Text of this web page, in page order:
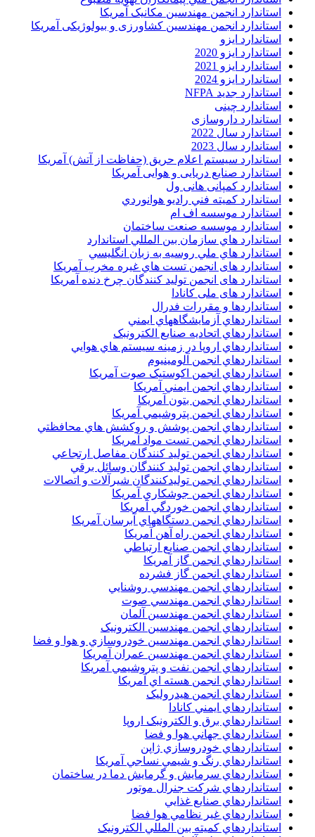
استاندارد انجمن مهندسين مکانيک آمريکا
استاندارد انجمن مهندسین کشاورزی و بیولوژیکی آمریکا
استاندارد ایزو
استاندارد ایزو 2020
استاندارد ایزو 2021
استاندارد ایزو 2024
استاندارد جدید NFPA
استاندارد چینی
استاندارد داروسازی
استاندارد سال 2022
استاندارد سال 2023
استاندارد سیستم اعلام حریق (حفاظت از آتش) آمریکا
استاندارد صنایع دریایی و هوایی آمریکا
استاندارد کمپانی هانی ول
استاندارد کميته فني راديو هوانوردي
استاندارد موسسه اف ام
استاندارد موسسه صنعت ساختمان
استاندارد هاي سازمان بين المللي استاندارد
استاندارد هاي ملي روسيه به زبان انگليسي
استاندارد های انجمن تست هاي غيره مخرب آمريکا
استاندارد های انجمن توليد کنندگان چرخ دنده آمريکا
استاندارد های ملی کانادا
استانداردها و مقررات فدرال
استانداردهاي آزمايشگاههاي ايمني
استانداردهاي اتحاديه صنايع الکترونبک
استانداردهاي اروپا در زمينه سيستم هاي هوايي
استانداردهاي انجمن آلومينيوم
استانداردهاي انجمن اکوستيک صوت آمريکا
استانداردهاي انجمن ايمني آمريکا
استانداردهاي انجمن بتون آمريکا
استانداردهاي انجمن پتروشيمي آمريکا
استانداردهاي انجمن پوشش و روکشش هاي محافظتي
استانداردهاي انجمن تست مواد آمريکا
استانداردهاي انجمن توليد کنندگان مفاصل ارتجاعي
استانداردهاي انجمن توليد کنندگان وسائل برقي
استانداردهاي انجمن توليدکنندگان شيرآلات و اتصالات
استانداردهاي انجمن جوشکاري آمريکا
استانداردهاي انجمن خوردگي آمريکا
استانداردهاي انجمن دستگاههاي آبرسان آمريکا
استانداردهاي انجمن راه آهن آمريکا
استانداردهاي انجمن صنايع ارتباطي
استانداردهاي انجمن گاز آمريکا
استانداردهاي انجمن گاز فشرده
استانداردهاي انجمن مهندسي روشنايي
استانداردهاي انجمن مهندسي صوت
استانداردهاي انجمن مهندسين آلمان
استانداردهاي انجمن مهندسين الکترونيک
استانداردهاي انجمن مهندسين خودروسازي و هوا و فضا
استانداردهاي انجمن مهندسين عمران آمريکا
استانداردهاي انجمن نفت و پتروشيمي آمريکا
استانداردهاي انجمن هسته اي آمريکا
استانداردهاي انجمن هيدروليک
استانداردهاي ايمني کانادا
استانداردهاي برق و الکترونبک اروپا
استانداردهاي جهاني هوا و فضا
استانداردهاي خودروسازي ژاپن
استانداردهاي رنگ و شيمي نساجي آمريکا
استانداردهاي سرمايش و گرمايش دما در ساختمان
استانداردهاي شرکت جنرال موتور
استانداردهاي صنايع غذايي
استانداردهاي غير نظامي هوا فضا
استانداردهاي کميته بين المللي الکترونيک